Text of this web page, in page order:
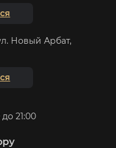
Новый Арбат,
21:00